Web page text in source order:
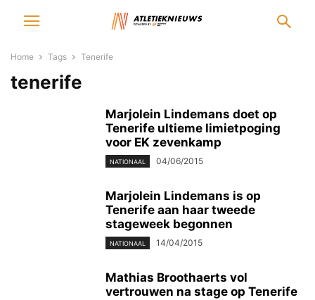
Home Tags Tenerife
tenerife
Marjolein Lindemans doet op
Tenerife ultieme limietpoging
voor EK zevenkamp
NATIONAAL 04/06/2015
Marjolein Lindemans is op
Tenerife aan haar tweede
stageweek begonnen
NATIONAAL 14/04/2015
Mathias Broothaerts vol
vertrouwen na stage op Tenerife